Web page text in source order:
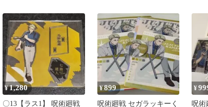
¥1,280
〇13【ラス1】 呪術廻戦
¥899
呪術廻戦 セガラッキーく
¥
呪術